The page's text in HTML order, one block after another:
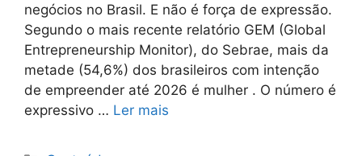
negócios no Brasil. E não é força de expressão.
Segundo o mais recente relatório GEM (Global
Entrepreneurship Monitor), do Sebrae, mais da
metade (54,6%) dos brasileiros com intenção
de empreender até 2026 é mulher . O número é
expressivo … Ler mais